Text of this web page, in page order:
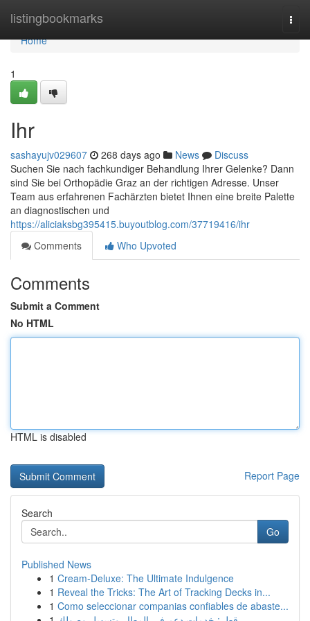
listingbookmarks
Home
Home
1
Ihr
sashayujv029607 268 days ago News
Discuss
Suchen Sie nach fachkundiger Behandlung Ihrer Gelenke? Dann
sind Sie bei Orthopädie Graz an der richtigen Adresse. Unser
Team aus erfahrenen Fachärzten bietet Ihnen eine breite Palette
an diagnostischen und
https://aliciaksbg395415.buyoutblog.com/37719416/ihr
Comments
Who Upvoted
Comments
Submit a Comment
No HTML
HTML is disabled
Report Page
Search
Go
Published News
1 Cream-Deluxe: The Ultimate Indulgence
1 Reveal the Tricks: The Art of Tracking Decks in...
1 Como seleccionar companias confiables de abaste...